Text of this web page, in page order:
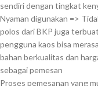
sendiri dengan tingkat
Nyaman digunakan =>
polos dari BKP juga
pengguna kaos bisa
bahan berkualitas dan
sebagai pemesan
Proses pemesanan yang